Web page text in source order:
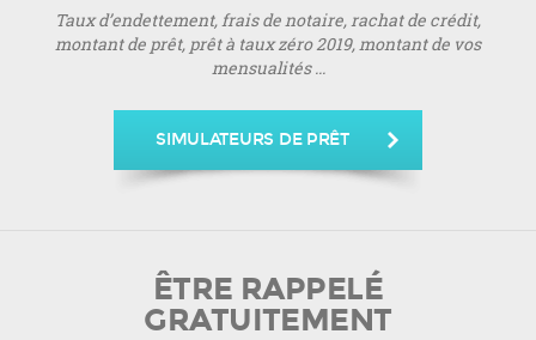
Taux d’endettement, frais de notaire, rachat de crédit,
montant de prêt, prêt à taux zéro 2019, montant de vos
mensualités ...
SIMULATEURS DE PRÊT
ÊTRE RAPPELÉ
GRATUITEMENT